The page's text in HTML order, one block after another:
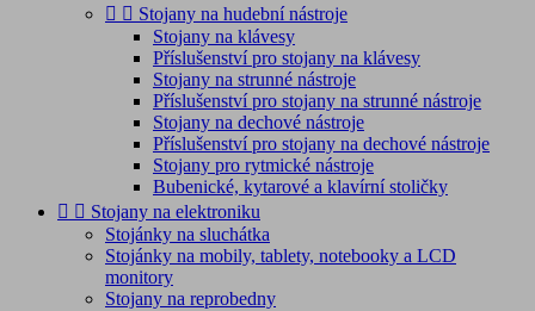
  Stojany na hudební nástroje
Stojany na klávesy
Příslušenství pro stojany na klávesy
Stojany na strunné nástroje
Příslušenství pro stojany na strunné nástroje
Stojany na dechové nástroje
Příslušenství pro stojany na dechové nástroje
Stojany pro rytmické nástroje
Bubenické, kytarové a klavírní stoličky
  Stojany na elektroniku
Stojánky na sluchátka
Stojánky na mobily, tablety, notebooky a LCD
monitory
Stojany na reprobedny